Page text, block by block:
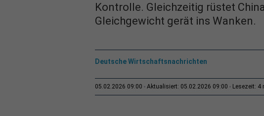
Kontrolle. Gleichzeitig rüstet
Gleichgewicht gerät ins Wanken.
Deutsche Wirtschaftsnachrichten
05.02.2026 09:00 Aktualisiert: 05.02.2026 09:00 Lesezeit: 4